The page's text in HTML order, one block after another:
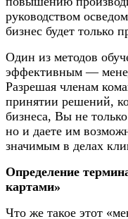
руководством
бизнес будет только
Один из методов
эффективным —
Разрешая членам
принятии решений,
бизнеса, Вы не
но и даете им
значимым в делах
Определение
картами»
Что же такое этот